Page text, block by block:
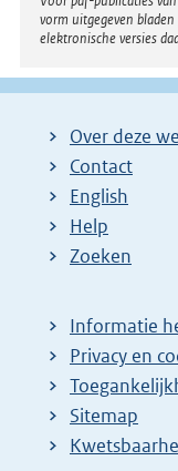
vorm uitgegeven
elektronische versies
Over deze
Contact
English
Help
Zoeken
Informatie
Privacy en
Sitemap
E